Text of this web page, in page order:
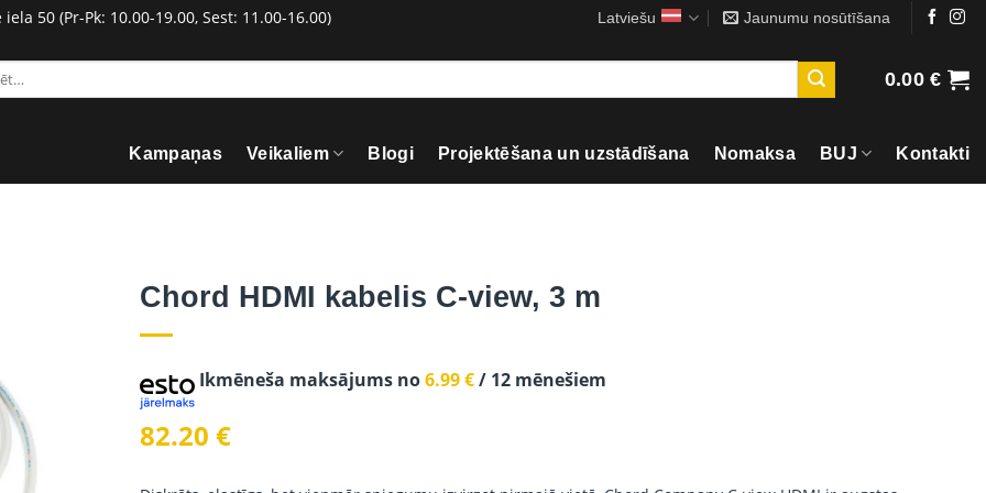
50 (Pr-Pk: 10.00-19.00, Sest: 11.00-16.00) Latviešu Jaunumu nosūtīšana
0.00€
Kampaņas Veikaliem Blogi Projektēšana un uzstādīšana Nomaksa BUJ Kontakti
Chord HDMI kabelis C-view, 3 m
Ikmēneša maksājums no6.99€/ 12 mēnešiem
82.20 €